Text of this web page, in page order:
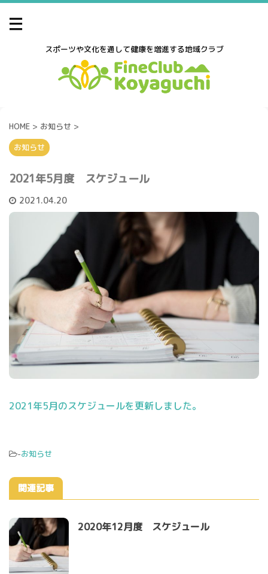
スポーツや文化を通して健康を増進する地域クラブ
HOME > お知らせ >
お知らせ
2021年5月度 スケジュール
2021.04.20
2021年5月のスケジュールを更新しました。
-お知らせ
関連記事
2020年12月度 スケジュール